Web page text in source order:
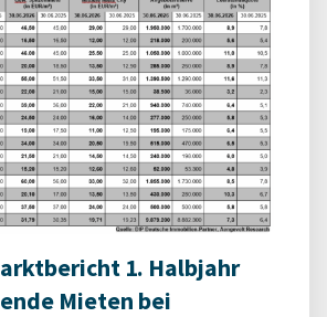
1. Halbjahr
Mieten bei